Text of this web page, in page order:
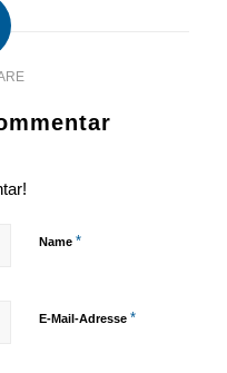
Name *
E-Mail-Adresse *